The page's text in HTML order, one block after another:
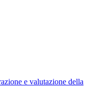
e valutazione della